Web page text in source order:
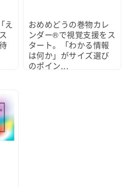
え
おめめどうの巻物カレ
ンダー®で視覚支援をス
タート。「わかる情報
は何か」がサイズ選び
のポイン...